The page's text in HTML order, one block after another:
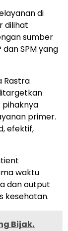
di
dilihat
sumber
SPM yang
Rastra
pihaknya
primer.
efektif,
waktu
dan output
kesehatan.
Bijak,